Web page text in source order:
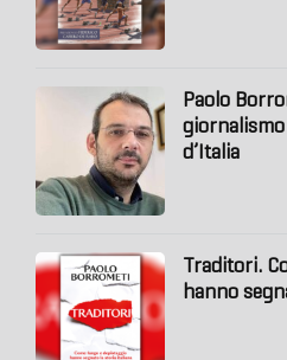
Paolo
d’Italia
Traditori.
hanno